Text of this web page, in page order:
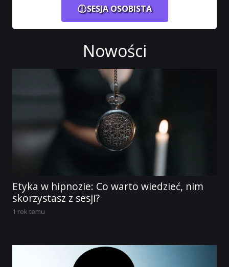
SESJA OSOBISTA
Nowości
Etyka w hipnozie: Co warto wiedzieć, nim
skorzystasz z sesji?
1 rok temu